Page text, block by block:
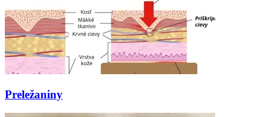
Preležaniny